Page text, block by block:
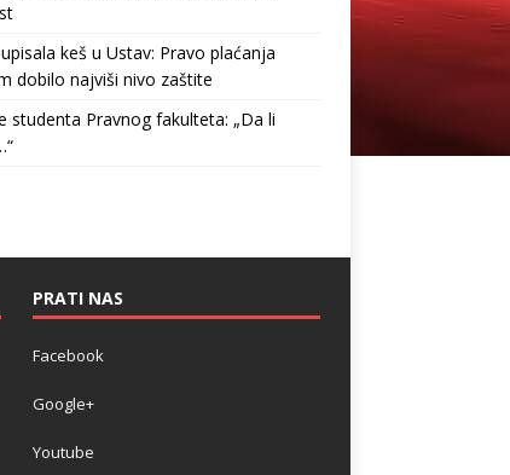
keš u Ustav: Pravo plaćanja
dobilo najviši nivo zaštite
studenta Pravnog fakulteta: „Da li
PRATI NAS
Facebook
Google+
Youtube